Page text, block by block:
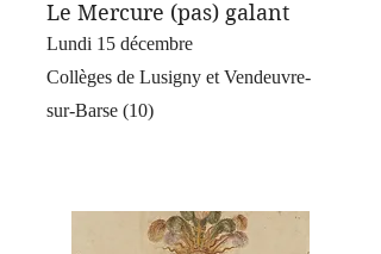
Le Mercure (pas) galant
Lundi 15 décembre
Collèges de Lusigny et Vendeuvre-
sur-Barse (10)